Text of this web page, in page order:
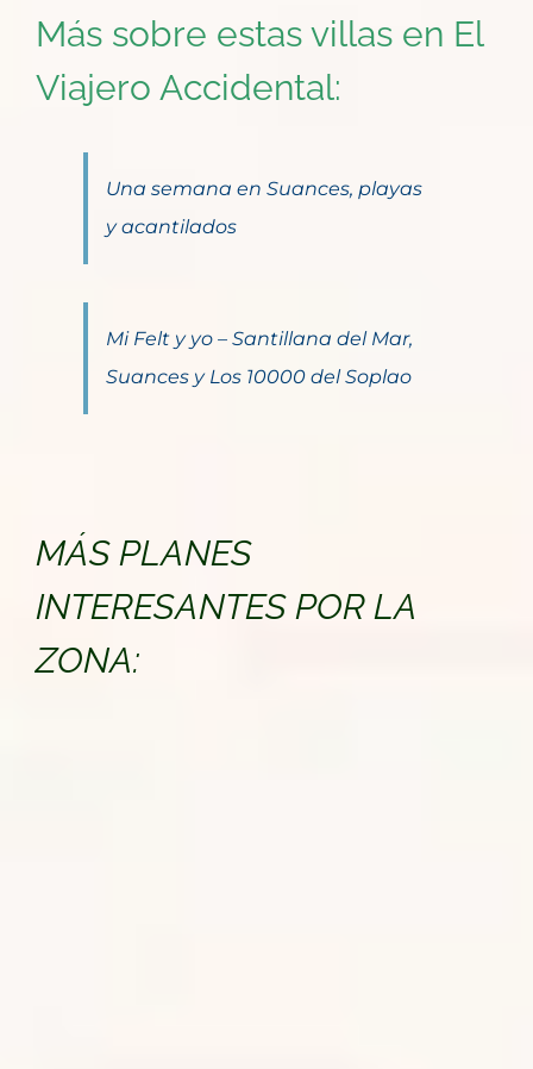
Más sobre estas villas en El
Viajero Accidental:
Una semana en Suances, playas
y acantilados
Mi Felt y yo – Santillana del Mar,
Suances y Los 10000 del Soplao
MÁS PLANES
INTERESANTES POR LA
ZONA: